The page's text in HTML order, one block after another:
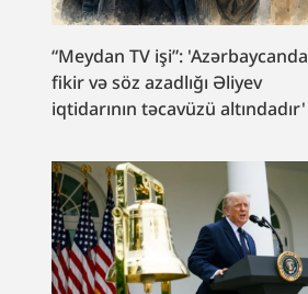
“Meydan TV işi”: 'Azərbaycanda
fikir və söz azadlığı Əliyev
iqtidarının təcavüzü altındadır'